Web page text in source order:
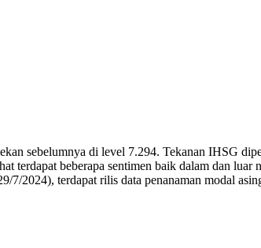
sebelumnya di level 7.294. Tekanan IHSG
terdapat beberapa sentimen baik dalam dan luar
7/2024), terdapat rilis data penanaman modal